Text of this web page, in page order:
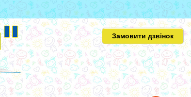
Замовити дзвінок